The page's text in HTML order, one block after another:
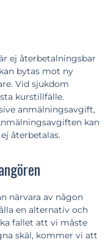
ej återbetalningsbar
bytas mot ny
Vid sjukdom
kurstillfälle.
anmälningsavgift,
kan
återbetalas.
närvara av någon
en alternativ och
fallet att vi måste
skäl, kommer vi att